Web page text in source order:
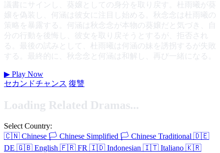
議書にサインし、葵嬢としての身分を取り戻す。杜雨曦が葵
嬢を偽装し、何涵は彼女に注目し始める。秋念念は杜雨曦の
策略を暴露する。何涵は秋念念が本物の葵嬢だと気づき、自
分の行動を後悔し、彼女を取り戻そうとするが、拒否され
る。最後の試みとして、杜雨曦は何涵の妹を誘拐するが失敗
する。最終的に、秋念念と何涵は和解し、再び一緒になる。
▶ Play Now
セカンドチャンス 復讐
Loading Related Dramas...
Select Country:
🇨🇳 Chinese 🏳️ Chinese Simplified 🏳️ Chinese Traditional 🇩🇪
DE 🇬🇧 English 🇫🇷 FR 🇮🇩 Indonesian 🇮🇹 Italiano 🇰🇷